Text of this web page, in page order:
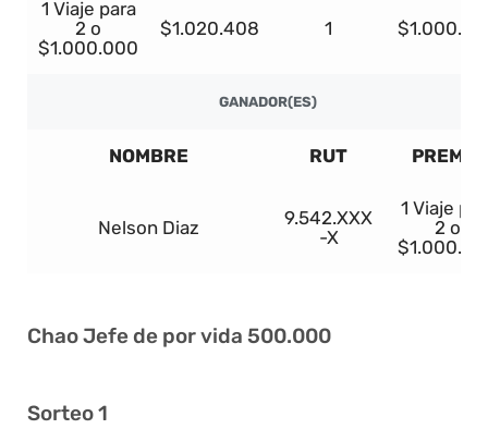
1 Viaje para
2 o
$1.000.000
$1.020.408 1
GANADOR(ES)
NOMBRE RUT PREMIO
Nelson Diaz
9.542.XXX
-X
1 Viaje
2 o
Chao Jefe de por vida 500.000
Sorteo 1